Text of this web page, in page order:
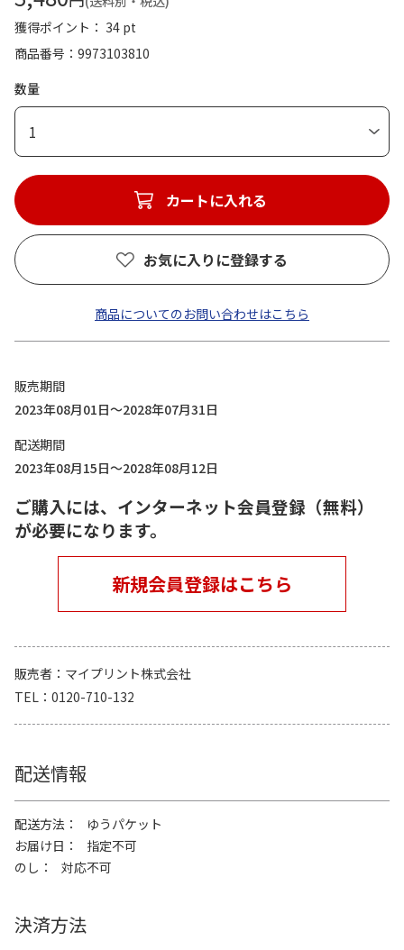
獲得ポイント： 34 pt
商品番号
9973103810
数量
1
カートに入れる
お気に入りに登録する
商品についてのお問い合わせはこちら
販売期間
2023年08月01日～2028年07月31日
配送期間
2023年08月15日～2028年08月12日
ご購入には、インターネット会員登録（無料）
が必要になります。
新規会員登録はこちら
販売者
マイプリント株式会社
TEL
0120-710-132
配送情報
配送方法
ゆうパケット
お届け日
指定不可
のし
対応不可
決済方法